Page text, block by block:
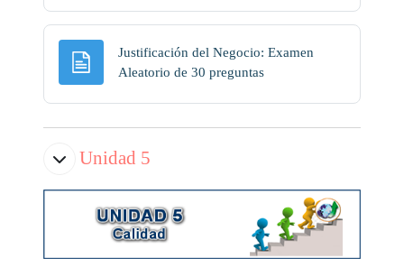
Justificación del Negocio: Examen
Aleatorio de 30 preguntasPágina
Unidad 5